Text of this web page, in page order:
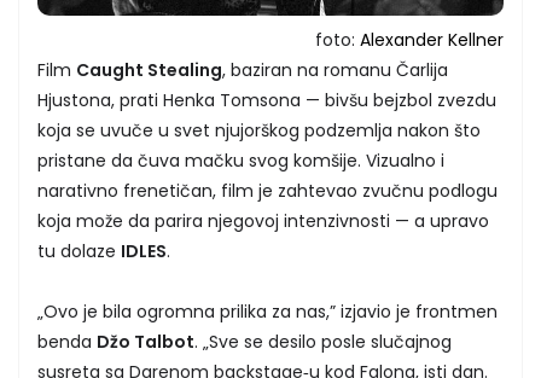
foto: Alexander Kellner
Film Caught Stealing, baziran na romanu Čarlija
Hjustona, prati Henka Tomsona — bivšu bejzbol zvezdu
koja se uvuče u svet njujorškog podzemlja nakon što
pristane da čuva mačku svog komšije. Vizualno i
narativno frenetičan, film je zahtevao zvučnu podlogu
koja može da parira njegovoj intenzivnosti — a upravo
tu dolaze IDLES.
„Ovo je bila ogromna prilika za nas,” izjavio je frontmen
benda Džo Talbot. „Sve se desilo posle slučajnog
susreta sa Darenom backstage‑u kod Falona, isti dan.